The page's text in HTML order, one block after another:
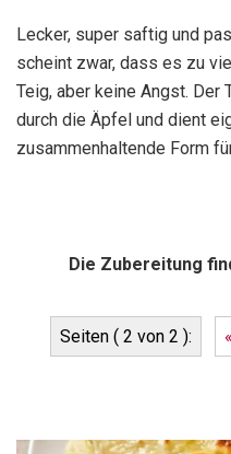
Lecker, super saftig und
scheint zwar, dass es zu
Teig, aber keine Angst. Der
durch die Äpfel und dient
zusammenhaltende Form
Die Zubereitung
Seiten ( 2 von 2 ):